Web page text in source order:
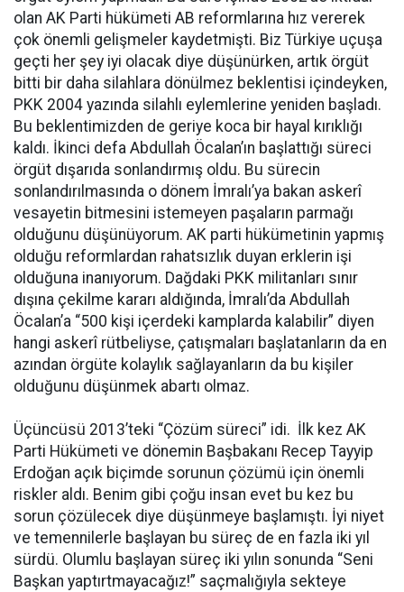
olan AK Parti hükümeti AB reformlarına hız vererek
çok önemli gelişmeler kaydetmişti. Biz Türkiye uçuşa
geçti her şey iyi olacak diye düşünürken, artık örgüt
bitti bir daha silahlara dönülmez beklentisi içindeyken,
PKK 2004 yazında silahlı eylemlerine yeniden başladı.
Bu beklentimizden de geriye koca bir hayal kırıklığı
kaldı. İkinci defa Abdullah Öcalan’ın başlattığı süreci
örgüt dışarıda sonlandırmış oldu. Bu sürecin
sonlandırılmasında o dönem İmralı’ya bakan askerî
vesayetin bitmesini istemeyen paşaların parmağı
olduğunu düşünüyorum. AK parti hükümetinin yapmış
olduğu reformlardan rahatsızlık duyan erklerin işi
olduğuna inanıyorum. Dağdaki PKK militanları sınır
dışına çekilme kararı aldığında, İmralı’da Abdullah
Öcalan’a “500 kişi içerdeki kamplarda kalabilir” diyen
hangi askerî rütbeliyse, çatışmaları başlatanların da en
azından örgüte kolaylık sağlayanların da bu kişiler
olduğunu düşünmek abartı olmaz.
Üçüncüsü 2013’teki “Çözüm süreci” idi. İlk kez AK
Parti Hükümeti ve dönemin Başbakanı Recep Tayyip
Erdoğan açık biçimde sorunun çözümü için önemli
riskler aldı. Benim gibi çoğu insan evet bu kez bu
sorun çözülecek diye düşünmeye başlamıştı. İyi niyet
ve temennilerle başlayan bu süreç de en fazla iki yıl
sürdü. Olumlu başlayan süreç iki yılın sonunda “Seni
Başkan yaptırtmayacağız!” saçmalığıyla sekteye